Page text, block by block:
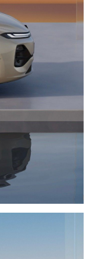
大众 途昂
看报告
大众 途岳
看报告
74
哈弗 枭龙MAX
看报告
79